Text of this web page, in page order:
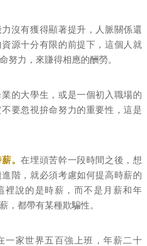
沒有獲得顯著提升，人脈關係還
源十分有限的前提下，這個人就
努力，來賺得相應的酬勞。
的大學生，或是一個初入職場的
要忽視拚命努力的重要性，這是
薪。在埋頭苦幹一段時間之後，想
階，就必須考慮如何提高時薪的
裡說的是時薪，而不是月薪和年
，都帶有某種欺騙性。
一家世界五百強上班，年薪二十